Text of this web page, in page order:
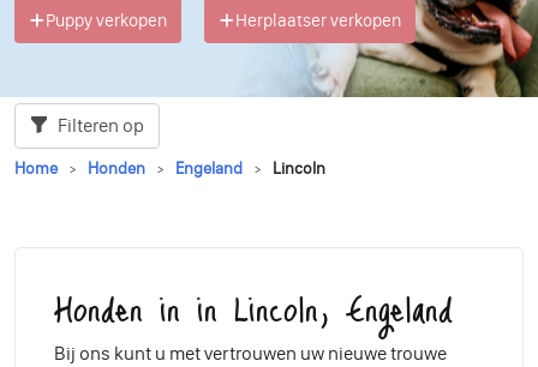
Puppy verkopen Herplaatser verkopen
Filteren op
Home Honden Engeland Lincoln
Honden in in Lincoln, Engeland
Bij ons kunt u met vertrouwen uw nieuwe trouwe